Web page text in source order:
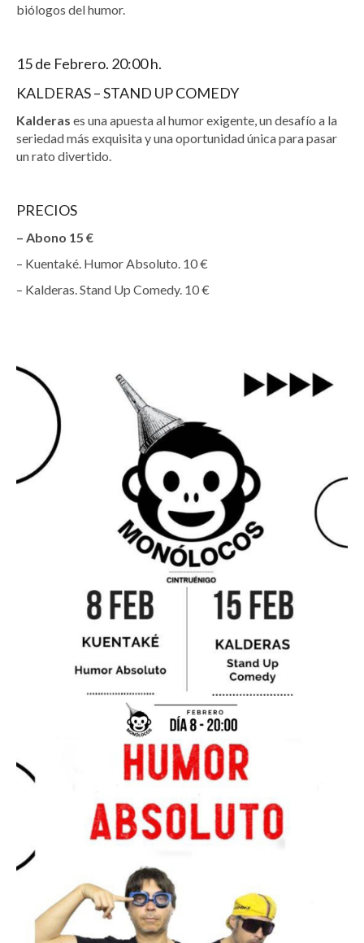
biólogos del humor.
15 de Febrero. 20:00 h.
KALDERAS – STAND UP COMEDY
Kalderas es una apuesta al humor exigente, un desafío a la
seriedad más exquisita y una oportunidad única para pasar
un rato divertido.
PRECIOS
– Abono 15 €
– Kuentaké. Humor Absoluto. 10 €
– Kalderas. Stand Up Comedy. 10 €